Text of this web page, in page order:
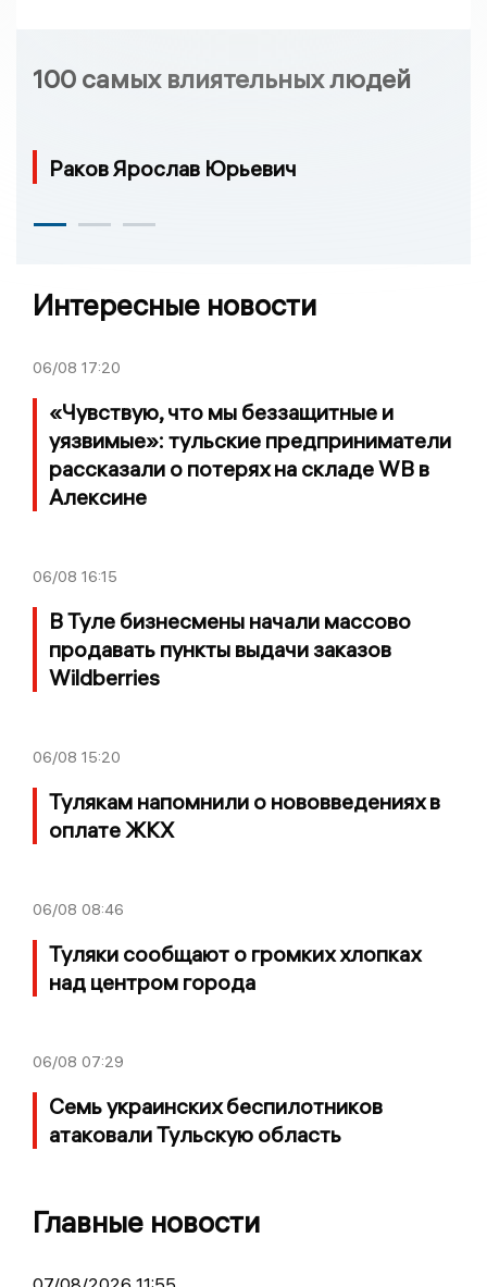
100 самых влиятельных людей
Раков Ярослав Юрьевич
Интересные новости
06/08 17:20
«Чувствую, что мы беззащитные и
уязвимые»: тульские предприниматели
рассказали о потерях на складе WB в
Алексине
06/08 16:15
В Туле бизнесмены начали массово
продавать пункты выдачи заказов
Wildberries
06/08 15:20
Тулякам напомнили о нововведениях в
оплате ЖКХ
06/08 08:46
Туляки сообщают о громких хлопках
над центром города
06/08 07:29
Семь украинских беспилотников
атаковали Тульскую область
Главные новости